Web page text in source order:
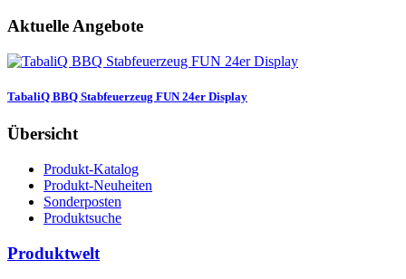
Aktuelle Angebote
TabaliQ BBQ Stabfeuerzeug FUN 24er Display
Übersicht
Produkt-Katalog
Produkt-Neuheiten
Sonderposten
Produktsuche
Produktwelt